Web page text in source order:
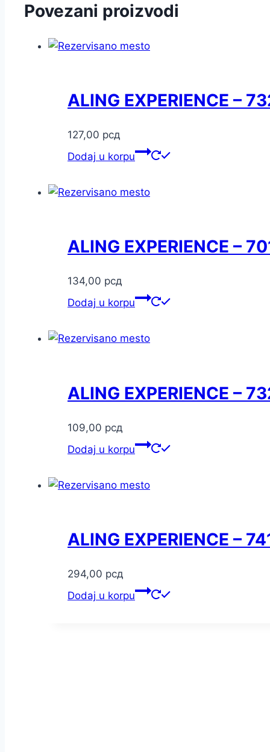
Povezani proizvodi
ALING EXPERIENCE –
127,00 рсд
Dodaj u korpu
ALING EXPERIENCE –
134,00 рсд
Dodaj u korpu
ALING EXPERIENCE –
109,00 рсд
Dodaj u korpu
ALING EXPERIENCE –
294,00 рсд
Dodaj u korpu